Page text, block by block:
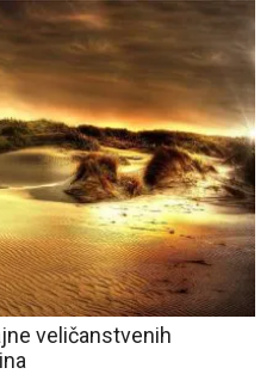
veličanstvenih